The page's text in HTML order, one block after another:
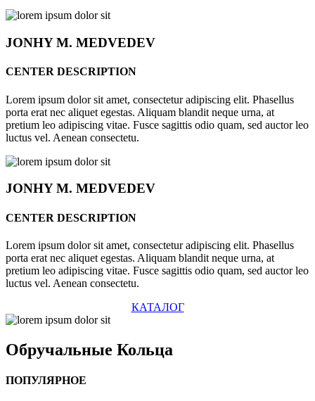
JONHYM. MEDVEDEV
CENTER DESCRIPTION
Lorem ipsum dolor sit amet, consectetur adipiscing elit. Phasellus
porta erat nec aliquet egestas. Aliquam blandit neque urna, at
pretium leo adipiscing vitae. Fusce sagittis odio quam, sed auctor leo
luctus vel. Aenean consectetu.
JONHYM. MEDVEDEV
CENTER DESCRIPTION
Lorem ipsum dolor sit amet, consectetur adipiscing elit. Phasellus
porta erat nec aliquet egestas. Aliquam blandit neque urna, at
pretium leo adipiscing vitae. Fusce sagittis odio quam, sed auctor leo
luctus vel. Aenean consectetu.
КАТАЛОГ
Обручальные Кольца
ПОПУЛЯРНОЕ